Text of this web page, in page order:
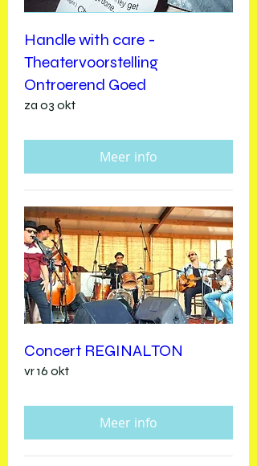
Handle with care -
Theatervoorstelling
Ontroerend Goed
za 03 okt
Meer info
Concert REGINALTON
vr 16 okt
Meer info